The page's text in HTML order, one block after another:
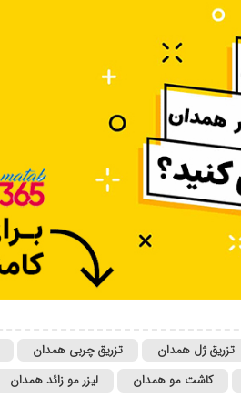
تزریق ژل همدان تزریق چربی همدان
کاشت مو همدان لیزر مو زائد همدان